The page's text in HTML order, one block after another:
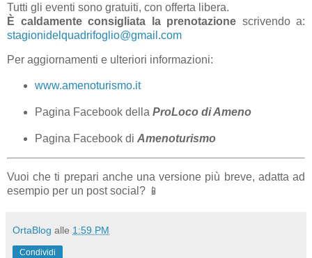
Tutti gli eventi sono gratuiti, con offerta libera.
È caldamente consigliata la prenotazione scrivendo a:
stagionidelquadrifoglio@gmail.com
Per aggiornamenti e ulteriori informazioni:
www.amenoturismo.it
Pagina Facebook della ProLoco di Ameno
Pagina Facebook di Amenoturismo
Vuoi che ti prepari anche una versione più breve, adatta ad
esempio per un post social? 📱
OrtaBlog alle 1:59 PM
Condividi